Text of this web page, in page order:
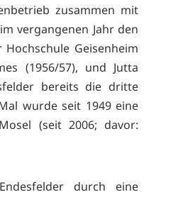
zusammen mit
vergangenen Jahr den
Geisenheim
(1956/57), und Jutta
bereits die dritte
wurde seit 1949 eine
(seit 2006; davor:
durch eine